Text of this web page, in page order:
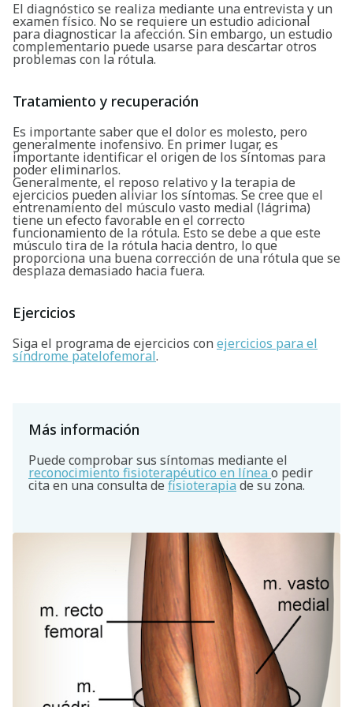
Buscar
El diagnóstico se realiza mediante una entrevista y un
examen físico. No se requiere un estudio adicional
para diagnosticar la afección. Sin embargo, un estudio
complementario puede usarse para descartar otros
problemas con la rótula.
Tratamiento y recuperación
Es importante saber que el dolor es molesto, pero
generalmente inofensivo. En primer lugar, es
importante identificar el origen de los síntomas para
poder eliminarlos.
Generalmente, el reposo relativo y la terapia de
ejercicios pueden aliviar los síntomas. Se cree que el
entrenamiento del músculo vasto medial (lágrima)
tiene un efecto favorable en el correcto
funcionamiento de la rótula. Esto se debe a que este
músculo tira de la rótula hacia dentro, lo que
proporciona una buena corrección de una rótula que se
desplaza demasiado hacia fuera.
Ejercicios
Siga el programa de ejercicios con ejercicios para el
síndrome patelofemoral.
Más información
Puede comprobar sus síntomas mediante el
reconocimiento fisioterapéutico en línea o pedir
cita en una consulta defisioterapiade su zona.